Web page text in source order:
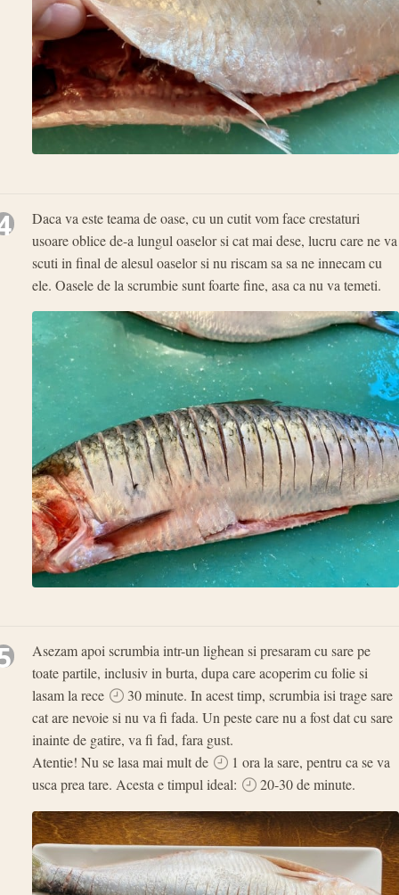
Daca va este teama de oase, cu un cutit vom face crestaturi
usoare oblice de-a lungul oaselor si cat mai dese, lucru care ne va
scuti in final de alesul oaselor si nu riscam sa sa ne innecam cu
ele. Oasele de la scrumbie sunt foarte fine, asa ca nu va temeti.
Asezam apoi scrumbia intr-un lighean si presaram cu sare pe
toate partile, inclusiv in burta, dupa care acoperim cu folie si
lasam la rece
30 minute. In acest timp, scrumbia isi trage sare
cat are nevoie si nu va fi fada. Un peste care nu a fost dat cu sare
inainte de gatire, va fi fad, fara gust.
Atentie! Nu se lasa mai mult de
1 ora la sare, pentru ca se va
usca prea tare. Acesta e timpul ideal:
20-30 de minute.